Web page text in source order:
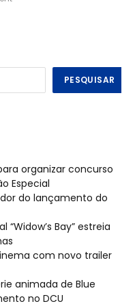
PESQUISAR
organizar concurso
Especial
do lançamento do
Bay” estreia
com novo trailer
animada de Blue
no DCU